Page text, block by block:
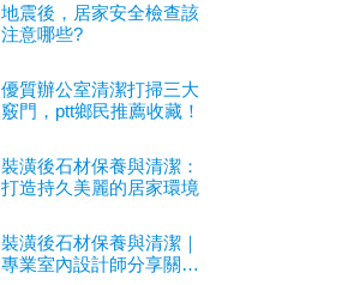
地震後，居家安全檢查該
注意哪些?
優質辦公室清潔打掃三大
竅門，ptt鄉民推薦收藏！
裝潢後石材保養與清潔：
打造持久美麗的居家環境
裝潢後石材保養與清潔｜
專業室內設計師分享關鍵